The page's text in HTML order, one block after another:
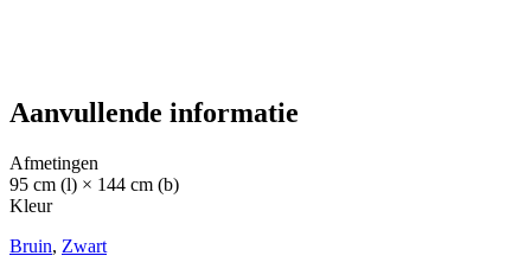
Aanvullende informatie
Afmetingen
95 cm (l) × 144 cm (b)
Kleur
Bruin, Zwart